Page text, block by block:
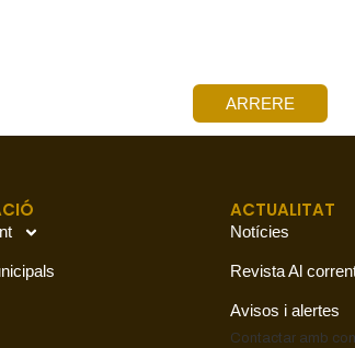
ARRERE
ACTUALITAT
Notícies
Revista Al
Avisos i alertes
Contactar amb